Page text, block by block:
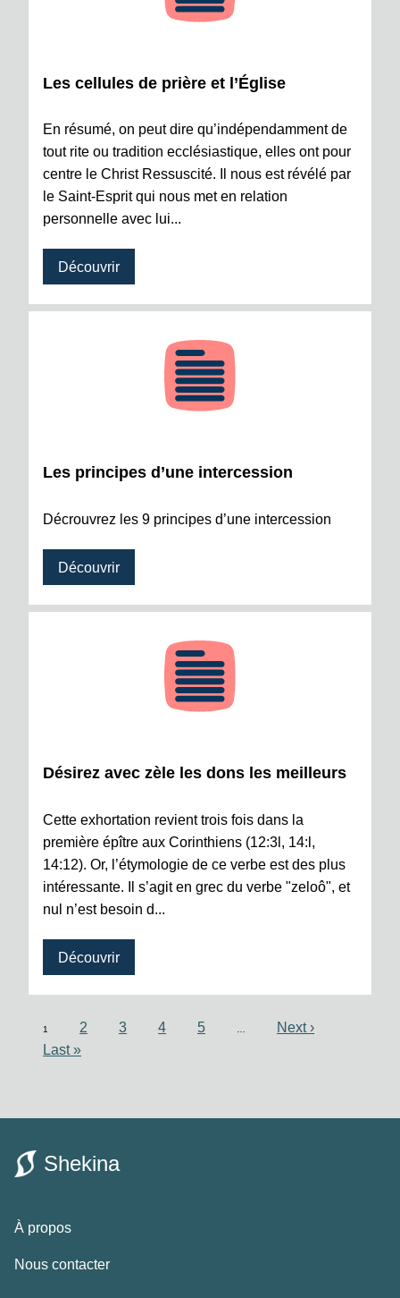
Les cellules de prière et l’Église
En résumé, on peut dire qu’indépendamment de
tout rite ou tradition ecclésiastique, elles ont pour
centre le Christ Ressuscité. Il nous est révélé par
le Saint-Esprit qui nous met en relation
personnelle avec lui...
Découvrir
Les principes d’une intercession
Décrouvrez les 9 principes d’une intercession
Découvrir
Désirez avec zèle les dons les meilleurs
Cette exhortation revient trois fois dans la
première épître aux Corinthiens (12:3l, 14:l,
14:12). Or, l’étymologie de ce verbe est des plus
intéressante. Il s’agit en grec du verbe "zeloô", et
nul n’est besoin d...
Découvrir
1 2 3 4 5
Next ›
Last »
Shekina
À propos
Nous contacter